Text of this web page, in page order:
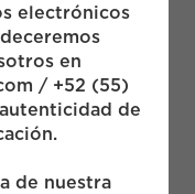
electrónicos
en
/ +52 (55)
de
de nuestra
to drive